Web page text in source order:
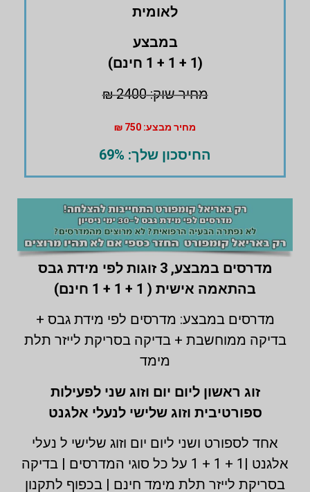
לאומית
במבצע
(1 + 1 + 1 חינם)
מחיר שוק: 2400 ₪
מחיר מבצע: 750 ₪
החיסכון שלך: 69%
מדרסים במבצע,
3 זוגות לפי מידת גבס
בהתאמה אישית ( 1 + 1 + 1 חינם)
מדרסים במבצע: מדרסים לפי מידת גבס +
בדיקה ממוחשבת + בדיקה בסריקת לייזר תלת
מימד
זוג ראשון ליום יום וזוג שני לפעילות
ספורטיבית וזוג שלישי לנעלי אלגנט
אחד לספורט ושני ליום יום וזוג שלישי ל נעלי
אלגנט |1 + 1 + 1 על כל סוגי המדרסים | בדיקה
בסריקת לייזר תלת מימד חינם | בכפוף לתקנון